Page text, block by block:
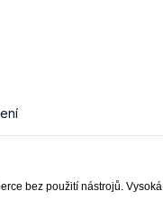
bez použití nástrojů. V